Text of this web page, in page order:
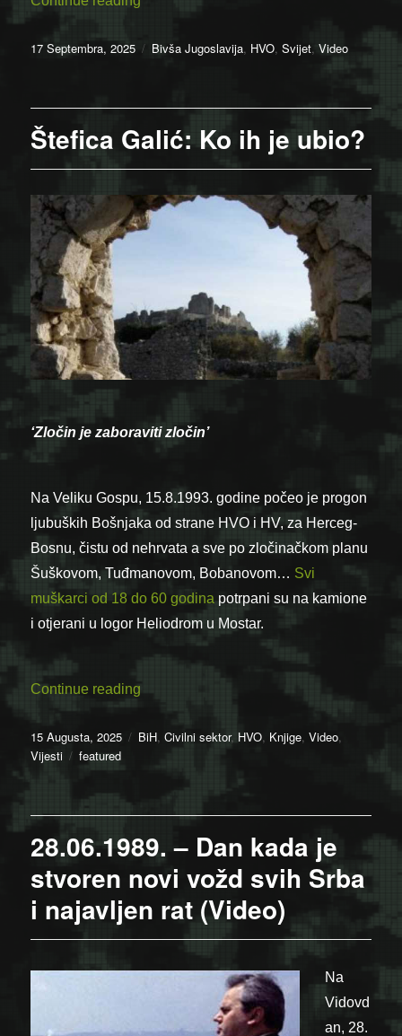
Posted
17 Septembra, 2025 Categories
Bivša Jugoslavija, HVO,Svijet,Video
Štefica Galić: Ko ih je ubio?
‘Zločin je zaboraviti zločin’
Na Veliku Gospu, 15.8.1993. godine počeo je progon
ljubuških Bošnjaka od strane HVO i HV, za Herceg-
Bosnu, čistu od nehrvata a sve po zločinačkom planu
Šuškovom, Tuđmanovom, Bobanovom… Svi
muškarci od 18 do 60 godina potrpani su na kamione
i otjerani u logor Heliodrom u Mostar.
Continue reading
Posted
on
15 Augusta, 2025 Categories
BiH,Civilni sektor, HVO, Knjige,Video,
Vijesti
Tags
featured
28.06.1989. – Dan kada je
stvoren novi vožd svih Srba
i najavljen rat (Video)
Na
Vidovd
an, 28.